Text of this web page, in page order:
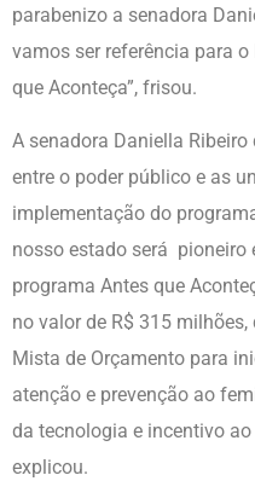
parabenizo a senadora
vamos ser referência para
que Aconteça”, frisou.
A senadora Daniella
entre o poder público e as
implementação do
nosso estado será pioneiro
programa Antes que
no valor de R$ 315
Mista de Orçamento para
atenção e prevenção ao
da tecnologia e incentivo
explicou.